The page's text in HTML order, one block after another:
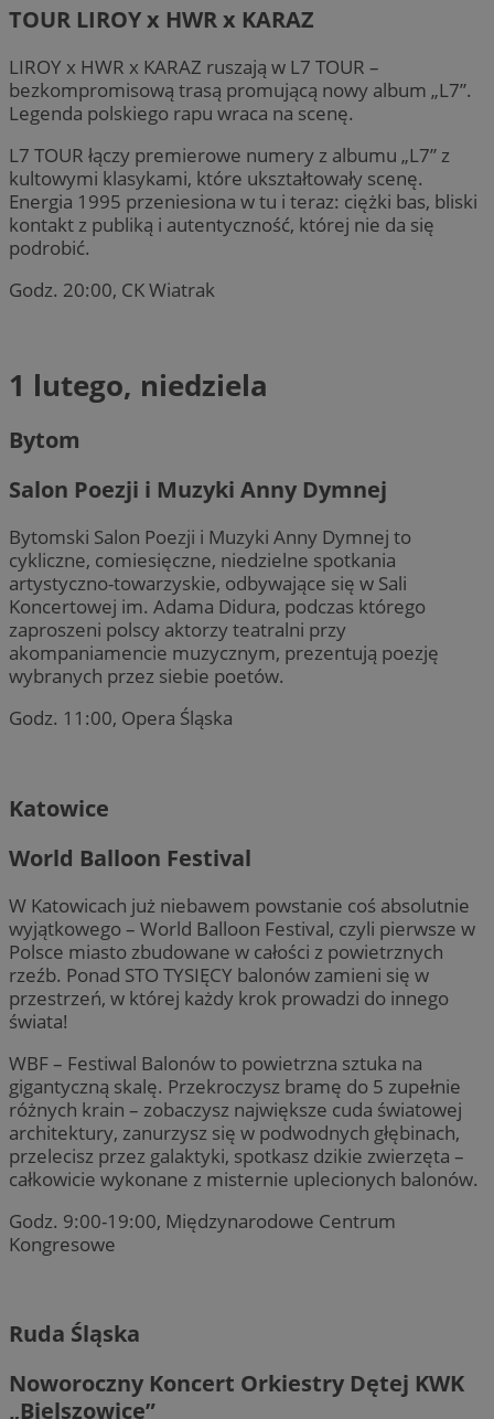
TOUR LIROY x HWR x KARAZ
LIROY x HWR x KARAZ ruszają w L7 TOUR –
bezkompromisową trasą promującą nowy album „L7”.
Legenda polskiego rapu wraca na scenę.
L7 TOUR łączy premierowe numery z albumu „L7” z
kultowymi klasykami, które ukształtowały scenę.
Energia 1995 przeniesiona w tu i teraz: ciężki bas, bliski
kontakt z publiką i autentyczność, której nie da się
podrobić.
Godz. 20:00, CK Wiatrak
1 lutego, niedziela
Bytom
Salon Poezji i Muzyki Anny Dymnej
Bytomski Salon Poezji i Muzyki Anny Dymnej to
cykliczne, comiesięczne, niedzielne spotkania
artystyczno-towarzyskie, odbywające się w Sali
Koncertowej im. Adama Didura, podczas którego
zaproszeni polscy aktorzy teatralni przy
akompaniamencie muzycznym, prezentują poezję
wybranych przez siebie poetów.
Godz. 11:00, Opera Śląska
Katowice
World Balloon Festival
W Katowicach już niebawem powstanie coś absolutnie
wyjątkowego – World Balloon Festival, czyli pierwsze w
Polsce miasto zbudowane w całości z powietrznych
rzeźb. Ponad STO TYSIĘCY balonów zamieni się w
przestrzeń, w której każdy krok prowadzi do innego
świata!
WBF – Festiwal Balonów to powietrzna sztuka na
gigantyczną skalę. Przekroczysz bramę do 5 zupełnie
różnych krain – zobaczysz największe cuda światowej
architektury, zanurzysz się w podwodnych głębinach,
przelecisz przez galaktyki, spotkasz dzikie zwierzęta –
całkowicie wykonane z misternie uplecionych balonów.
Godz. 9:00-19:00, Międzynarodowe Centrum
Kongresowe
Ruda Śląska
Noworoczny Koncert Orkiestry Dętej KWK
„Bielszowice”